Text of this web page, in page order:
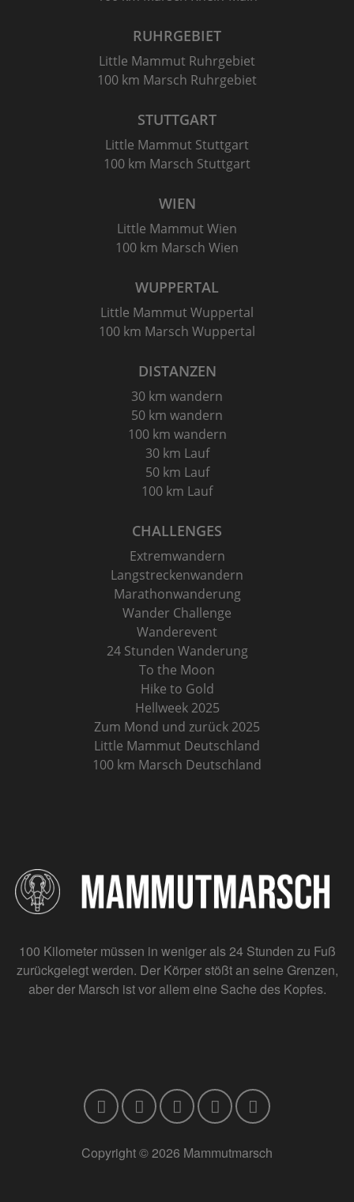
RUHRGEBIET
Little Mammut Ruhrgebiet
100 km Marsch Ruhrgebiet
STUTTGART
Little Mammut Stuttgart
100 km Marsch Stuttgart
WIEN
Little Mammut Wien
100 km Marsch Wien
WUPPERTAL
Little Mammut Wuppertal
100 km Marsch Wuppertal
DISTANZEN
30 km wandern
50 km wandern
100 km wandern
30 km Lauf
50 km Lauf
100 km Lauf
CHALLENGES
Extremwandern
Langstreckenwandern
Marathonwanderung
Wander Challenge
Wanderevent
24 Stunden Wanderung
To the Moon
Hike to Gold
Hellweek 2025
Zum Mond und zurück 2025
Little Mammut Deutschland
100 km Marsch Deutschland
100 Kilometer müssen in weniger als 24 Stunden zu Fuß
zurückgelegt werden. Der Körper stößt an seine Grenzen,
aber der Marsch ist vor allem eine Sache des Kopfes.
Copyright © 2026 Mammutmarsch